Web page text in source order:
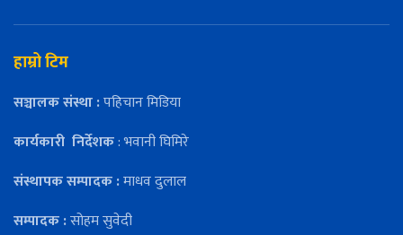
हाम्रो टिम
सञ्चालक संस्था :पहिचान मिडिया
कार्यकारी निर्देशक: भवानी घिमिरे
संस्थापक सम्पादक :माधव दुलाल
सम्पादक :सोहम सुवेदी